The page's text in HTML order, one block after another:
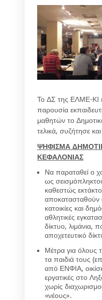
Το ΔΣ της ΕΛΜΕ-ΚΙ
παρουσία
μαθητών το
τελικά, συζήτησε
ΨΗΦΙΣΜΑ
ΚΕΦΑΛΟΝΙΑΣ
Να παραταθεί ο
ως
καθεστώς
αποκατασταθούν
κατοικίες και
αθλητικές
δίκτυο, λιμάνια,
αποχετευτικό
Μέτρα για όλους
τα παιδιά τους
από ΕΝΦΙΑ,
εργατικές στο
χωρίς
«νέους».